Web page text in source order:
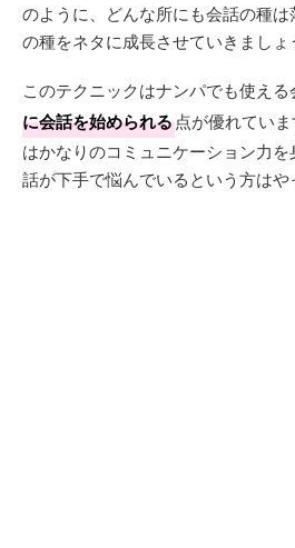
のように、どんな所にも会話の種
の種をネタに成長させていきましょ
このテクニックはナンパでも使える
に会話を始められる点が優れてい
はかなりのコミュニケーション力
話が下手で悩んでいるという方はや